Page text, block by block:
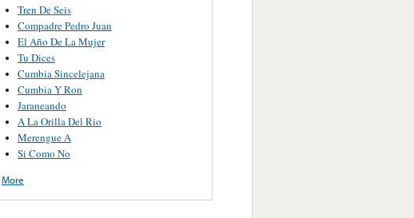
Tren De Seis
Compadre Pedro Juan
El Año De La Mujer
Tu Dices
Cumbia Sincelejana
Cumbia Y Ron
Jaraneando
A La Orilla Del Rio
Merengue A
Si Como No
More